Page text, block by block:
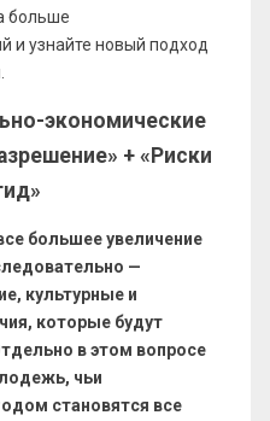
больше
и узнайте новый подход
экономические
+ «Риски
большее увеличение
—
культурные и
которые будут
в этом вопросе
чьи
становятся все